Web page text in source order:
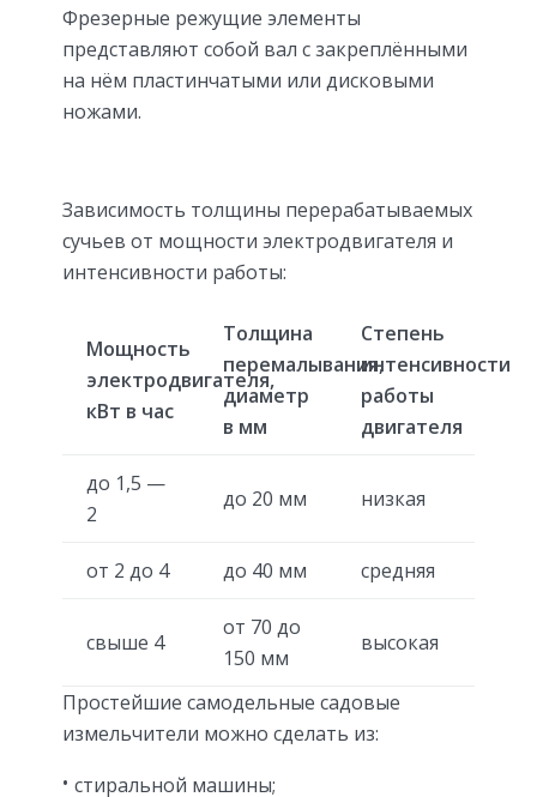
Фрезерные режущие элементы
представляют собой вал с закреплёнными
на нём пластинчатыми или дисковыми
ножами.
Зависимость толщины перерабатываемых
сучьев от мощности электродвигателя и
интенсивности работы:
Мощность
электродвигателя,
кВт в час
Толщина
перемалывания,
диаметр
в мм
Степень
интенсивности
работы
двигателя
до 1,5 —
2
до 20 мм низкая
от 2 до 4 до 40 мм средняя
свыше 4
от 70 до
150 мм
высокая
Простейшие самодельные садовые
измельчители можно сделать из:
стиральной машины;